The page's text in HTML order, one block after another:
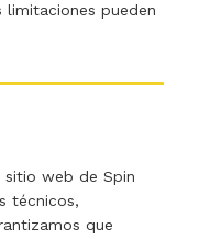
limitaciones pueden
sitio web de Spin
técnicos,
que